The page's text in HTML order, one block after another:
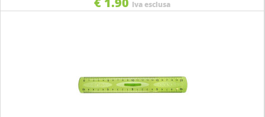
Iva esclusa